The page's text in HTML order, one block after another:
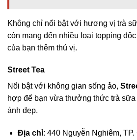
Không chỉ nổi bật với hương vị trà
còn mang đến nhiều loại topping
của bạn thêm thú vị.
Street Tea
Nổi bật với không gian sống ảo,
hợp để bạn vừa thưởng thức trà
ảnh đẹp.
Địa chỉ: 440 Nguyễn Nghiêm, TP.